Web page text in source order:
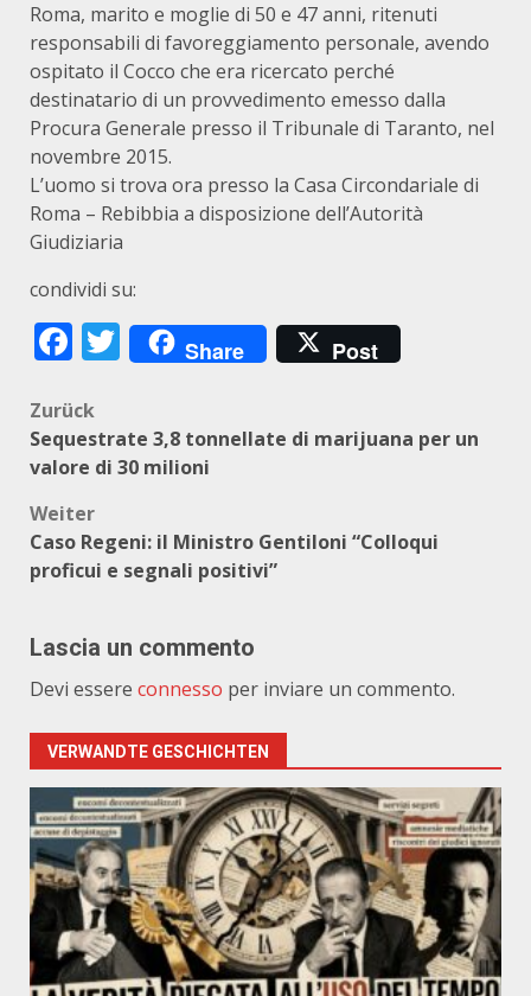
Roma, marito e moglie di 50 e 47 anni, ritenuti
responsabili di favoreggiamento personale, avendo
ospitato il Cocco che era ricercato perché
destinatario di un provvedimento emesso dalla
Procura Generale presso il Tribunale di Taranto, nel
novembre 2015.
L’uomo si trova ora presso la Casa Circondariale di
Roma – Rebibbia a disposizione dell’Autorità
Giudiziaria
condividi su:
Facebook
Twitter
Share Post
Beitragsnavigation
Zurück
Sequestrate 3,8 tonnellate di marijuana per un
valore di 30 milioni
Weiter
Caso Regeni: il Ministro Gentiloni “Colloqui
proficui e segnali positivi”
Lascia un commento
Devi essere connesso per inviare un commento.
VERWANDTE GESCHICHTEN